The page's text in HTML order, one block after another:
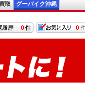
買取 グーバイク沖縄
0
0